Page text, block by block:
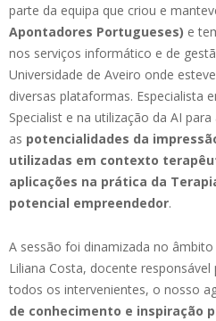
parte da equipa que criou e
Apontadores Portugueses) e
nos serviços informático e de
Universidade de Aveiro onde
diversas plataformas. Especialista
Specialist e na utilização da AI
as potencialidades da
utilizadas em contexto
aplicações na prática da
potencial empreendedor.
A sessão foi dinamizada no
Liliana Costa, docente responsável
todos os intervenientes, o nosso
de conhecimento e inspiração